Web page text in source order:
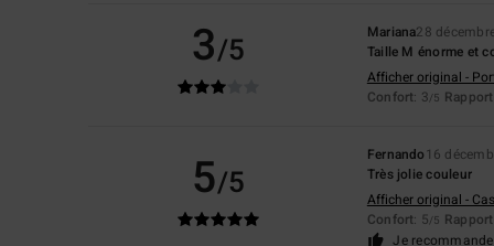
3/5 Mariana28
Taille M énorme et
Afficher original -
Confort: 3/5
5/5
Fernando 16
Très jolie couleur
Afficher original -
Confort: 5/5
Je